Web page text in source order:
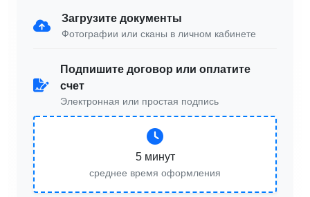
Загрузите документы
Фотографии или сканы в личном кабинете
Подпишите договор или оплатите
счет
Электронная или простая подпись
5 минут
среднее время оформления